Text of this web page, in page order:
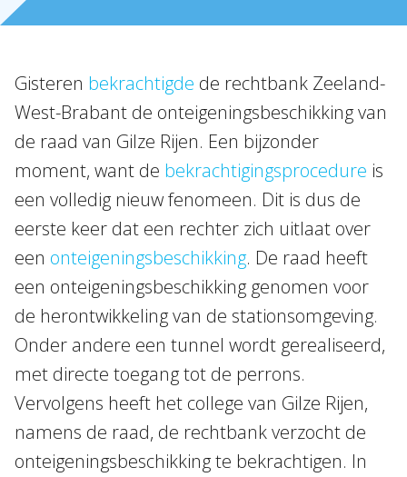
Nieuws
NL EN DE FR
Gisteren bekrachtigde de rechtbank Zeeland-
West-Brabant de onteigeningsbeschikking van
de raad van Gilze Rijen. Een bijzonder
moment, want de bekrachtigingsprocedure is
een volledig nieuw fenomeen. Dit is dus de
eerste keer dat een rechter zich uitlaat over
een onteigeningsbeschikking. De raad heeft
een onteigeningsbeschikking genomen voor
de herontwikkeling van de stationsomgeving.
Onder andere een tunnel wordt gerealiseerd,
met directe toegang tot de perrons.
Vervolgens heeft het college van Gilze Rijen,
namens de raad, de rechtbank verzocht de
onteigeningsbeschikking te bekrachtigen. In